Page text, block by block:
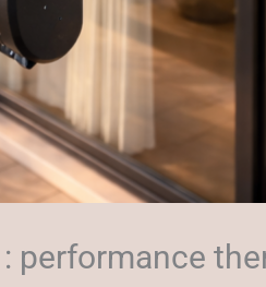
performance